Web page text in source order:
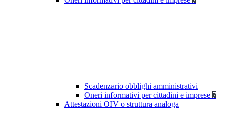
Scadenzario obblighi amministrativi
Oneri informativi per cittadini e imprese 7
Attestazioni OIV o struttura analoga